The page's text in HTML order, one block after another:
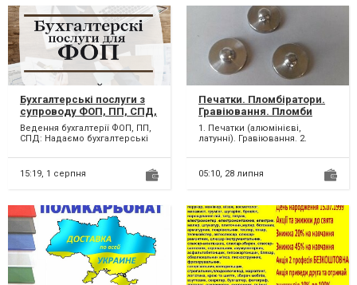
Бухгалтерські послуги з
супроводу ФОП, ПП, СПД,
підприємців. Онлайн.
Ведення бухгалтерії ФОП, ПП,
СПД: Надаємо бухгалтерські
здавання звітів для при...
15:19, 1 серпня
Печатки. Пломбіратори.
Гравіювання. Пломби
свинцеві. Дріт
пломбувальний.
1. Печатки (алюмінієві,
латунні). Гравіювання. 2.
пломбування свинцевими
пломба...
05:10, 28 липня